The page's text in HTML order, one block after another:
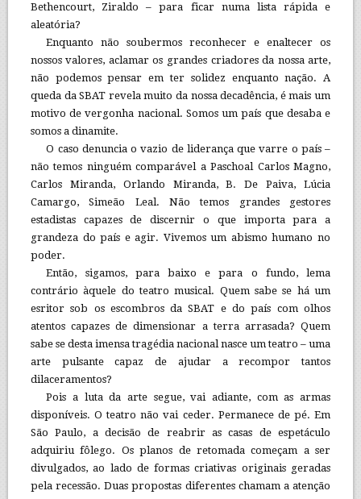
Bethencourt, Ziraldo – para ficar numa lista rápida e
aleatória?
Enquanto não soubermos reconhecer e enaltecer os
nossos valores, aclamar os grandes criadores da nossa arte,
não podemos pensar em ter solidez enquanto nação. A
queda da SBAT revela muito da nossa decadência, é mais um
motivo de vergonha nacional. Somos um país que desaba e
somos a dinamite.
O caso denuncia o vazio de liderança que varre o país –
não temos ninguém comparável a Paschoal Carlos Magno,
Carlos Miranda, Orlando Miranda, B. De Paiva, Lúcia
Camargo, Simeão Leal. Não temos grandes gestores
estadistas capazes de discernir o que importa para a
grandeza do país e agir. Vivemos um abismo humano no
poder.
Então, sigamos, para baixo e para o fundo, lema
contrário àquele do teatro musical. Quem sabe se há um
esritor sob os escombros da SBAT e do país com olhos
atentos capazes de dimensionar a terra arrasada? Quem
sabe se desta imensa tragédia nacional nasce um teatro – uma
arte pulsante capaz de ajudar a recompor tantos
dilaceramentos?
Pois a luta da arte segue, vai adiante, com as armas
disponíveis. O teatro não vai ceder. Permanece de pé. Em
São Paulo, a decisão de reabrir as casas de espetáculo
adquiriu fôlego. Os planos de retomada começam a ser
divulgados, ao lado de formas criativas originais geradas
pela recessão. Duas propostas diferentes chamam a atenção